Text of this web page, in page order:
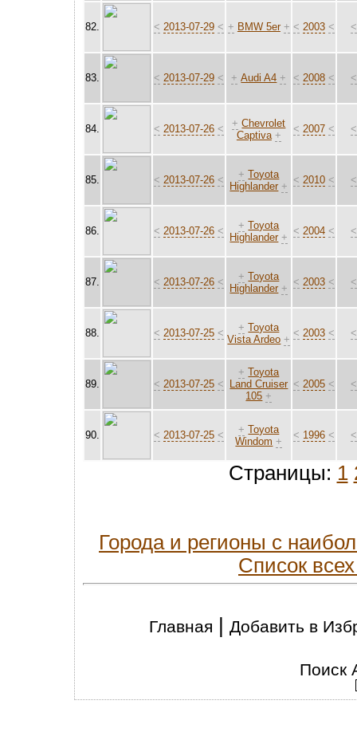
82. < 2013-07-29 < + BMW 5er + < 2003 < <
83. < 2013-07-29 < + Audi A4 + < 2008 < <
84. < 2013-07-26 < + Chevrolet
Captiva +
< 2007 < <
85. < 2013-07-26 < + Toyota
Highlander +
< 2010 < <
86. < 2013-07-26 < + Toyota
Highlander +
< 2004 < <
87. < 2013-07-26 < + Toyota
Highlander +
< 2003 < <
88. < 2013-07-25 < + Toyota
Vista Ardeo +
< 2003 < <
89. < 2013-07-25 <
+ Toyota
Land Cruiser
105 +
< 2005 < <
90. < 2013-07-25 < + Toyota
Windom +
< 1996 < <
Страницы: 1
Города и регионы с
Список
Главная | Добавить в
Поиск